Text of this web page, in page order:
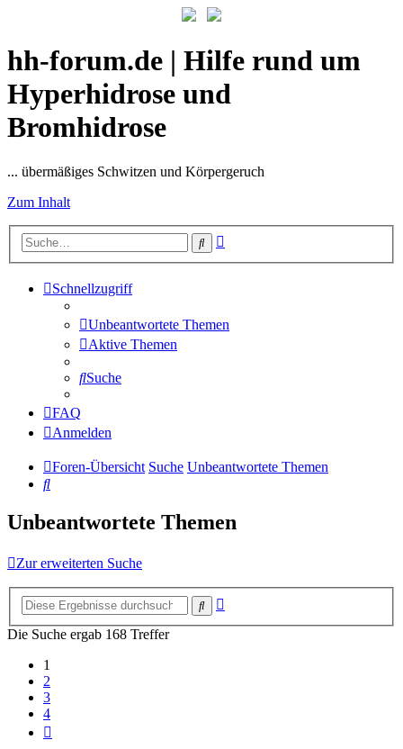
hh-forum.de | Hilfe rund um
Hyperhidrose und
Bromhidrose
... übermäßiges Schwitzen und Körpergeruch
Zum Inhalt
Suche
Schnellzugriff
Unbeantwortete Themen
Aktive Themen
Suche
FAQ
Anmelden
Foren-Übersicht Suche Unbeantwortete Themen
Suche
Unbeantwortete Themen
Zur erweiterten Suche
Suche
Die Suche ergab 168 Treffer
1
2
3
4